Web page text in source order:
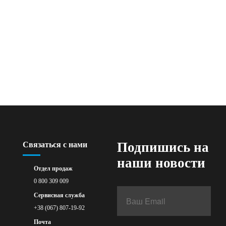
Связаться с нами
Отдел продаж
0 800 309 009
Сервисная служба
+38 (067) 807-19-92
Почта
Подпишись на
наши новости